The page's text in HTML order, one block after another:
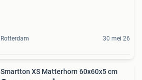
Rotterdam 30 mei 26
Smartton XS Matterhorn 60x60x5 cm